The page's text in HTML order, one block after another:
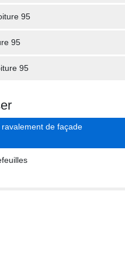
95
95
95
de façade